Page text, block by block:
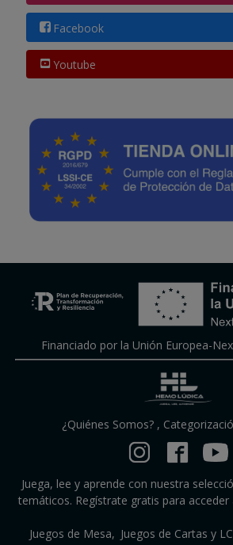
Facebook
Youtube
Financiado por la Unión Europea-
¿Quiénes Somos?,
Juega, lee y aprende con nuestra
temáticos. Regístrate gratis para acceder
Juegos de Mesa Juegos de Cartas y